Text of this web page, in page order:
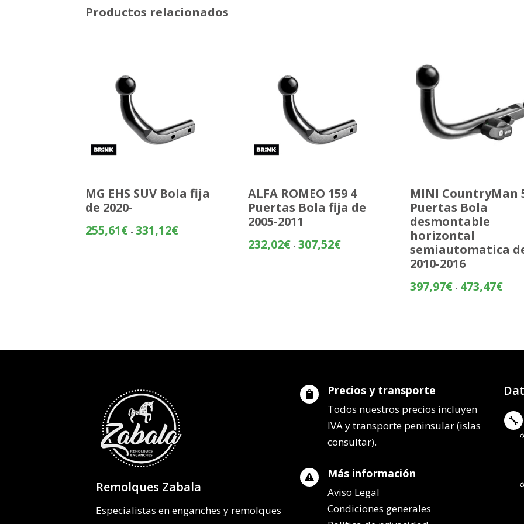
Productos relacionados
MG EHS SUV Bola fija
de 2020-
255,61€ - 331,12€Rango
ALFA ROMEO 159 4
Puertas Bola fija de
2005-2011
232,02€ - 307,52€Rango
MINI CountryMan
Puertas Bola
desmontable
horizontal
semiautomatica
2010-2016
397,97€ - 473,47€
hasta
Remolques Zabala
Especialistas en enganches y remolques
 Precios y transporte
Todos nuestros precios incluyen
IVA y transporte peninsular (islas
consultar).
 Más información
Aviso Legal
Condiciones generales
